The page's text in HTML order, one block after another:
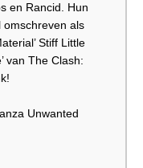
en Rancid. Hun
omschreven als
Stiff Little
van The Clash:
Unwanted